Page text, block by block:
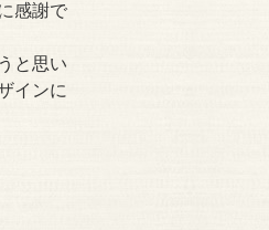
感謝で
と思い
インに